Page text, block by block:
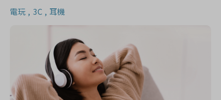
電玩 3C 耳機